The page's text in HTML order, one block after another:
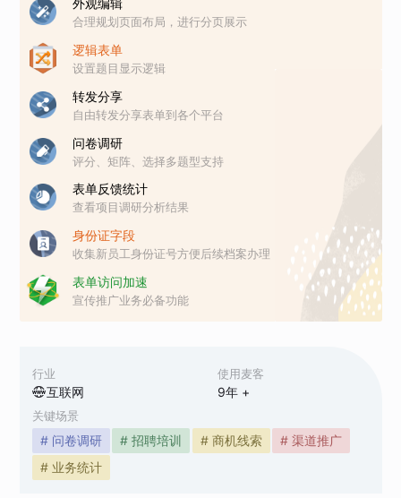
行业
互联网
使用麦客
9年 +
关键场景
# 问卷调研 # 招聘培训 # 商机线索
# 渠道推广
# 业务统计
合理规划页面布局，进行分页展示
逻辑表单
设置题目显示逻辑
转发分享
自由转发分享表单到各个平台
问卷调研
评分、矩阵、选择多题型支持
表单反馈统计
查看项目调研分析结果
身份证字段
收集新员工身份证号方便后续档案办理
表单访问加速
宣传推广业务必备功能